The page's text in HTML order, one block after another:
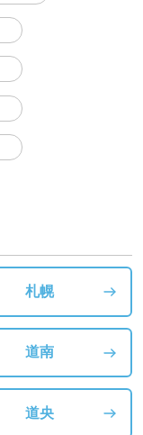
札幌
道南
道央